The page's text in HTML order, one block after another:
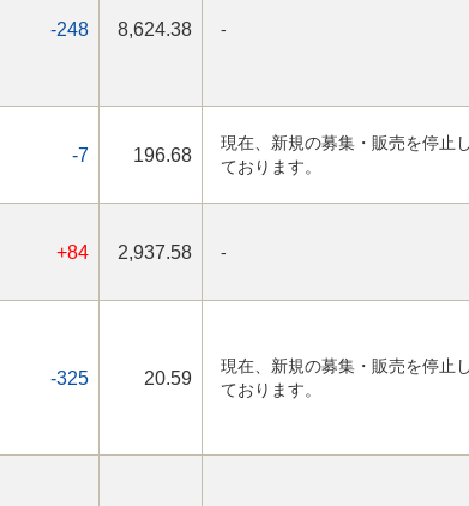
-248 8,624.38 -
-7 196.68
現在、新規の募集・販売を停止し
ております。
+84 2,937.58 -
-325 20.59
現在、新規の募集・販売を停止し
ております。